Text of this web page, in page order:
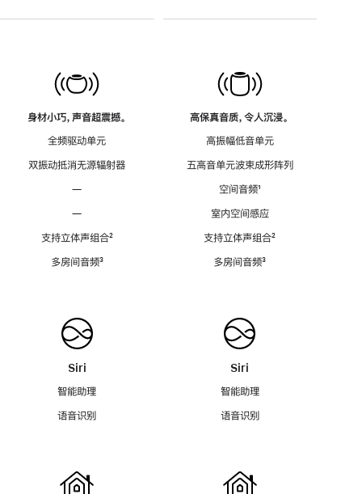
身材小巧，声音超震撼。
全频驱动单元
双振动抵消无源辐射器
—
—
支持立体声组合脚
²
多房间音频脚
³
Siri
智能助理
语音识别
高保真音质，令人沉浸。
高振幅低音单元
五高音单元波束成形阵列
空间音频脚
¹
室内空间感应
支持立体声组合脚
²
多房间音频脚
³
Siri
智能助理
语音识别